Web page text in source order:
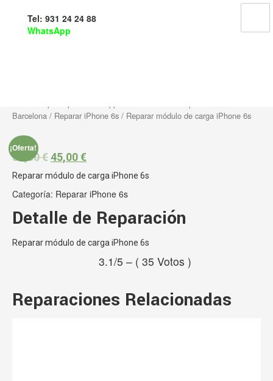
Tel: 931 24 24 88
WhatsApp
Reparar módulo de carga
Barcelona / Reparar iPhone 6s / Reparar módulo de carga iPhone 6s
¡Oferta!
55,00€45,00€
Reparar módulo de carga iPhone 6s
Categoría: Reparar iPhone 6s
Detalle de Reparación
Reparar módulo de carga iPhone 6s
3.1/5 – ( 35 Votos )
Reparaciones Relacionadas